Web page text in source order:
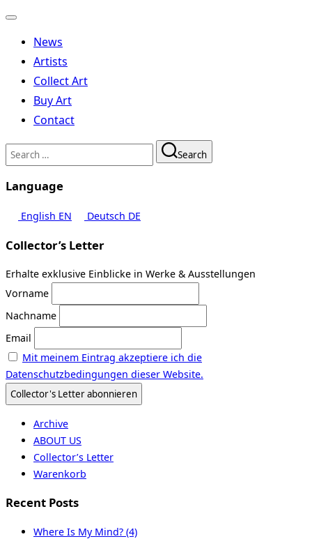
Toggle
navigationNews
Artists
Collect Art
Buy Art
Contact
Search
for:
Search
Language
English EN Deutsch DE
Collector’s Letter
Erhalte exklusive Einblicke in Werke & Ausstellungen
Vorname
Nachname
Email
Mit meinem Eintrag akzeptiere ich die
Datenschutzbedingungen dieser Website.
Archive
ABOUT US
Collector’s Letter
Warenkorb
Recent Posts
Where Is My Mind? (4)